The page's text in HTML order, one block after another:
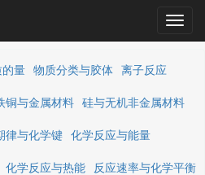
量 物质分类与胶体 离子反应
铜与金属材料 硅与无机非金属材料
律与化学键 化学反应与能量
化学反应与热能 反应速率与化学平衡